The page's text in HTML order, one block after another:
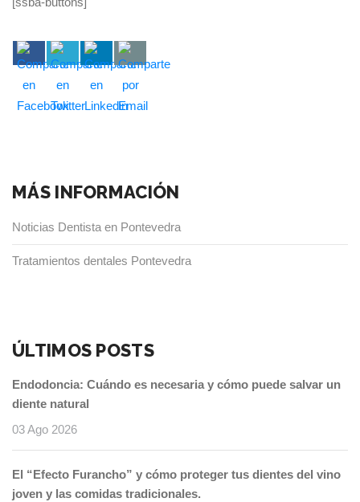
MÁS INFORMACIÓN
Noticias Dentista en Pontevedra
Tratamientos dentales Pontevedra
ÚLTIMOS POSTS
Endodoncia: Cuándo es necesaria y cómo puede salvar un
diente natural
03 Ago 2026
El “Efecto Furancho” y cómo proteger tus dientes del vino
joven y las comidas tradicionales.